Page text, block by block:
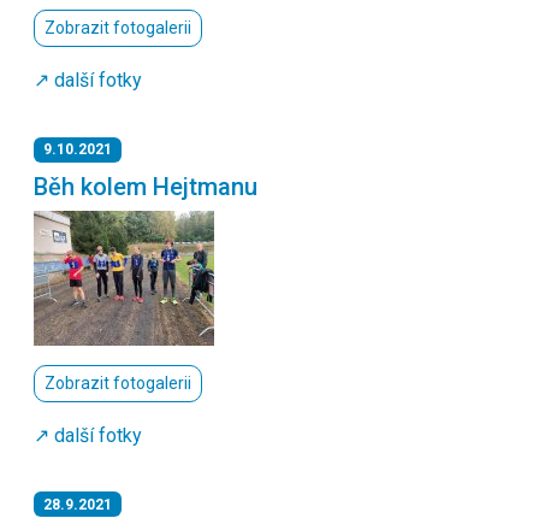
Zobrazit fotogalerii
↗️ další fotky
9.10.2021
Běh kolem Hejtmanu
Zobrazit fotogalerii
↗️ další fotky
28.9.2021